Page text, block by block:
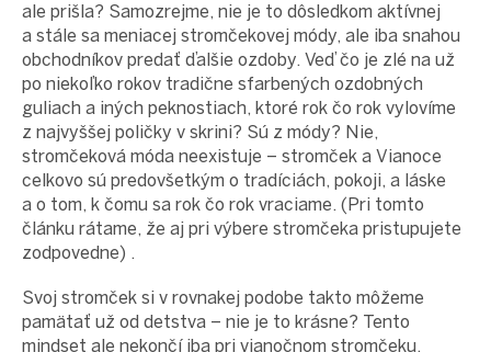
ale prišla? Samozrejme, nie je to dôsledkom aktívnej
a stále sa meniacej stromčekovej módy, ale iba snahou
obchodníkov predať ďalšie ozdoby. Veď čo je zlé na už
po niekoľko rokov tradične sfarbených ozdobných
guliach a iných peknostiach, ktoré rok čo rok vylovíme
z najvyššej poličky v skrini? Sú z módy? Nie,
stromčeková móda neexistuje – stromček a Vianoce
celkovo sú predovšetkým o tradíciách, pokoji, a láske
a o tom, k čomu sa rok čo rok vraciame. (Pri tomto
článku rátame, že aj pri výbere stromčeka pristupujete
zodpovedne) .
Svoj stromček si v rovnakej podobe takto môžeme
pamätať už od detstva – nie je to krásne? Tento
mindset ale nekončí iba pri vianočnom stromčeku.